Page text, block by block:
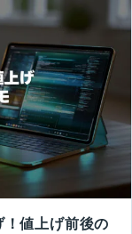
値上げ前後の